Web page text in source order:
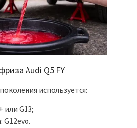
Audi Q5 FY
используется:
или G13;
G12evo.